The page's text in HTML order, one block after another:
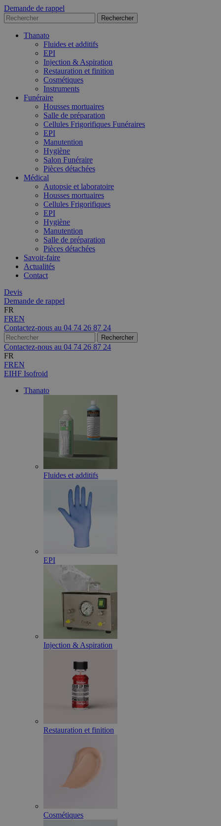
Demande de rappel
Thanato
Fluides et additifs
EPI
Injection & Aspiration
Restauration et finition
Cosmétiques
Instruments
Funéraire
Housses mortuaires
Salle de préparation
Cellules Frigorifiques Funéraires
EPI
Manutention
Hygiène
Salon Funéraire
Pièces détachées
Médical
Autopsie et laboratoire
Housses mortuaires
Cellules Frigorifiques
EPI
Hygiène
Manutention
Salle de préparation
Pièces détachées
Savoir-faire
Actualités
Contact
Devis
Demande de rappel
FR
FREN
Contactez-nous au 04 74 26 87 24
Contactez-nous au 04 74 26 87 24
FR
FREN
EIHF Isofroid
Thanato
Fluides et additifs
EPI
Injection & Aspiration
Restauration et finition
Cosmétiques